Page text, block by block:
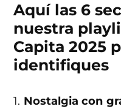
Aquí las 6
nuestra
Capita 2025
identifiques
1. Nostalgia con